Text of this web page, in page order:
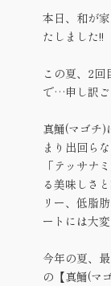
本日、和が
たしました!!
この夏、2回
で…申し訳
真鯒(マゴチ)
まり出回ら
「テッサナ
る美味しさ
リー、低脂
ートには大
今年の夏、
の【真鯒(マ